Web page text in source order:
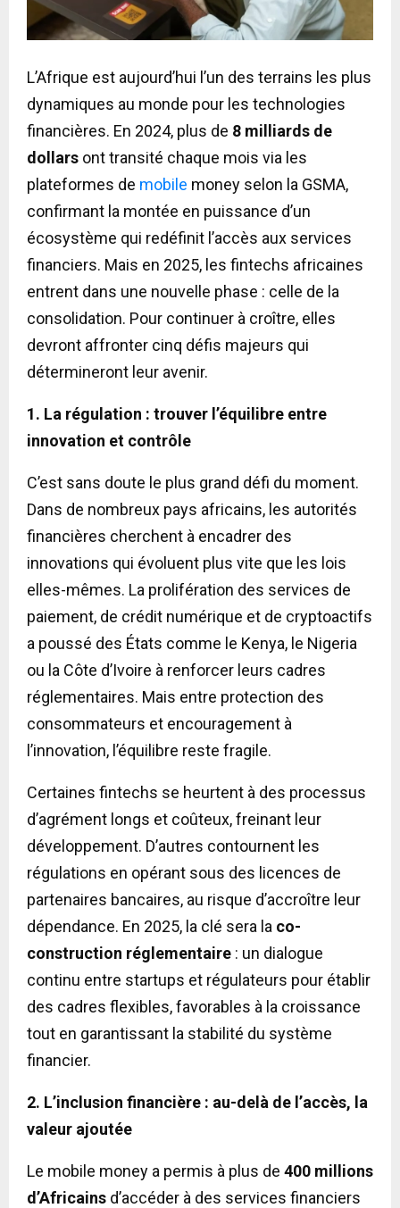
L’Afrique est aujourd’hui l’un des terrains les plus
dynamiques au monde pour les technologies
financières. En 2024, plus de 8 milliards de
dollars ont transité chaque mois via les
plateformes de mobile money selon la GSMA,
confirmant la montée en puissance d’un
écosystème qui redéfinit l’accès aux services
financiers. Mais en 2025, les fintechs africaines
entrent dans une nouvelle phase : celle de la
consolidation. Pour continuer à croître, elles
devront affronter cinq défis majeurs qui
détermineront leur avenir.
1. La régulation : trouver l’équilibre entre
innovation et contrôle
C’est sans doute le plus grand défi du moment.
Dans de nombreux pays africains, les autorités
financières cherchent à encadrer des
innovations qui évoluent plus vite que les lois
elles-mêmes. La prolifération des services de
paiement, de crédit numérique et de cryptoactifs
a poussé des États comme le Kenya, le Nigeria
ou la Côte d’Ivoire à renforcer leurs cadres
réglementaires. Mais entre protection des
consommateurs et encouragement à
l’innovation, l’équilibre reste fragile.
Certaines fintechs se heurtent à des processus
d’agrément longs et coûteux, freinant leur
développement. D’autres contournent les
régulations en opérant sous des licences de
partenaires bancaires, au risque d’accroître leur
dépendance. En 2025, la clé sera la co-
construction réglementaire : un dialogue
continu entre startups et régulateurs pour établir
des cadres flexibles, favorables à la croissance
tout en garantissant la stabilité du système
financier.
2. L’inclusion financière : au-delà de l’accès, la
valeur ajoutée
Le mobile money a permis à plus de 400 millions
d’Africains d’accéder à des services financiers